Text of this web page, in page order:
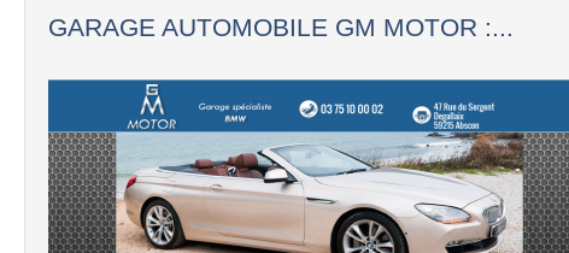
GARAGE AUTOMOBILE GM MOTOR :...